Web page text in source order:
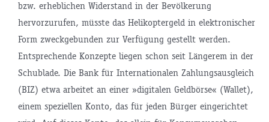
bzw. erheblichen Widerstand in der Bevölkerung
hervorzurufen, müsste das Helikoptergeld in elektronischer
Form zweckgebunden zur Verfügung gestellt werden.
Entsprechende Konzepte liegen schon seit Längerem in der
Schublade. Die Bank für Internationalen Zahlungsausgleich
(BIZ) etwa arbeitet an einer »digitalen Geldbörse« (Wallet),
einem speziellen Konto, das für jeden Bürger eingerichtet